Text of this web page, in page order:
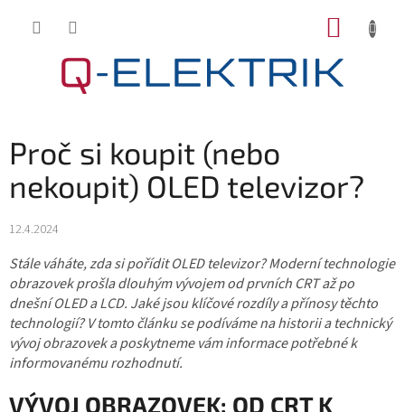
Proč si koupit (nebo
nekoupit) OLED televizor?
12.4.2024
Stále váháte, zda si pořídit OLED televizor? Moderní technologie
obrazovek prošla dlouhým vývojem od prvních CRT až po
dnešní OLED a LCD. Jaké jsou klíčové rozdíly a přínosy těchto
technologií? V tomto článku se podíváme na historii a technický
vývoj obrazovek a poskytneme vám informace potřebné k
informovanému rozhodnutí.
VÝVOJ OBRAZOVEK: OD CRT K